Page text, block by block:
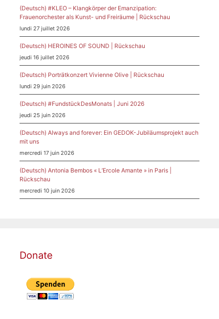
(Deutsch) #KLEO – Klangkörper der Emanzipation:
Frauenorchester als Kunst- und Freiräume | Rückschau
lundi 27 juillet 2026
(Deutsch) HEROINES OF SOUND | Rückschau
jeudi 16 juillet 2026
(Deutsch) Porträtkonzert Vivienne Olive | Rückschau
lundi 29 juin 2026
(Deutsch) #FundstückDesMonats | Juni 2026
jeudi 25 juin 2026
(Deutsch) Always and forever: Ein GEDOK-Jubiläumsprojekt auch
mit uns
mercredi 17 juin 2026
(Deutsch) Antonia Bembos « L’Ercole Amante » in Paris |
Rückschau
mercredi 10 juin 2026
Donate